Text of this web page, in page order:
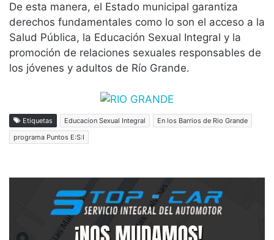
De esta manera, el Estado municipal garantiza
derechos fundamentales como lo son el acceso a la
Salud Pública, la Educación Sexual Integral y la
promoción de relaciones sexuales responsables de
los jóvenes y adultos de Río Grande.
Etiquetas Educacion Sexual Integral
En los Barrios de Rio Grande
programa Puntos E:S:I